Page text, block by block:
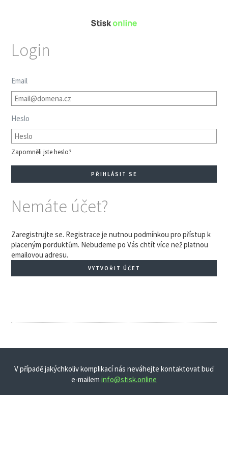
Login
Email
Heslo
Zapomněli jste heslo?
Nemáte účet?
Zaregistrujte se. Registrace je nutnou podmínkou pro přístup k
placeným porduktům. Nebudeme po Vás chtít více než platnou
emailovou adresu.
VYTVOŘIT ÚČET
V případě jakýchkoliv komplikací nás neváhejte kontaktovat buď
e-mailem info@stisk.online